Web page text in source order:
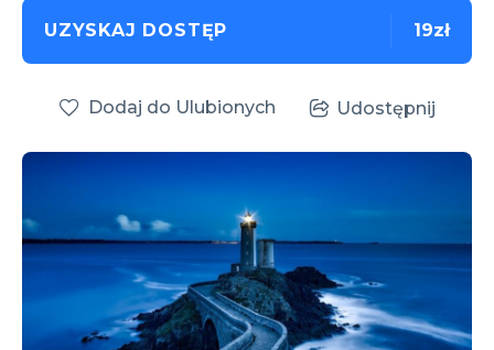
UZYSKAJ DOSTĘP 19zł
Dodaj do Ulubionych Udostępnij